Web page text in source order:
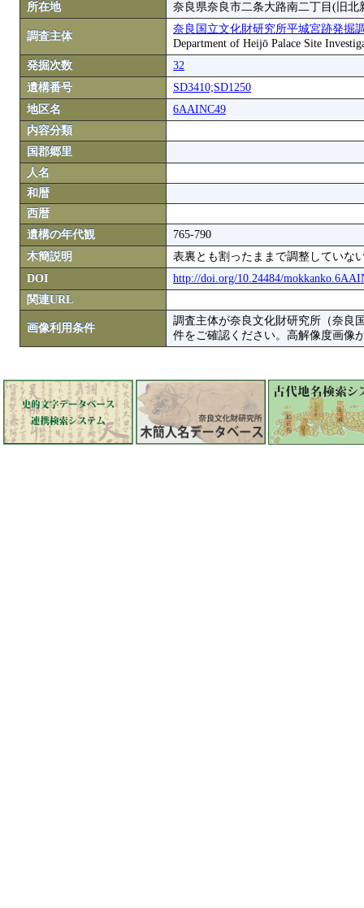
所在地
奈良県奈良市二条大路南二丁目(旧北
調査主体
奈良国立文化財研究所平城宮跡発掘
Department of Heijō Palace Site
発掘次数
32
遺構番号
SD3410;SD1250
地区名
6AAINC49
内容分類
国郡郷里
人名
和暦
西暦
遺構の年代観
765-790
木簡説明
表裏とも割ったままで調整していな
DOI
http://doi.org/10.24484/
関連URL
画像利用条件
調査主体が奈良文化財研究所（奈良
件をご確認ください。高解像度画像